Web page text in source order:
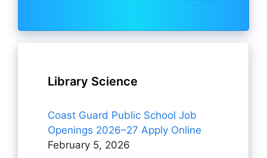
Library Science
Coast Guard Public School Job
Openings 2026–27 Apply Online
February 5, 2026